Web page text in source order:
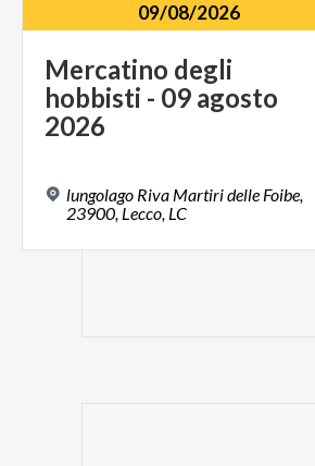
09/08/2026
Mercatino degli
hobbisti - 09 agosto
2026
lungolago Riva Martiri delle Foibe,
23900, Lecco, LC